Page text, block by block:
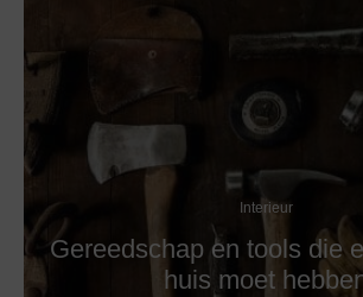
Interieur
Gereedschap en tools die
huis moet